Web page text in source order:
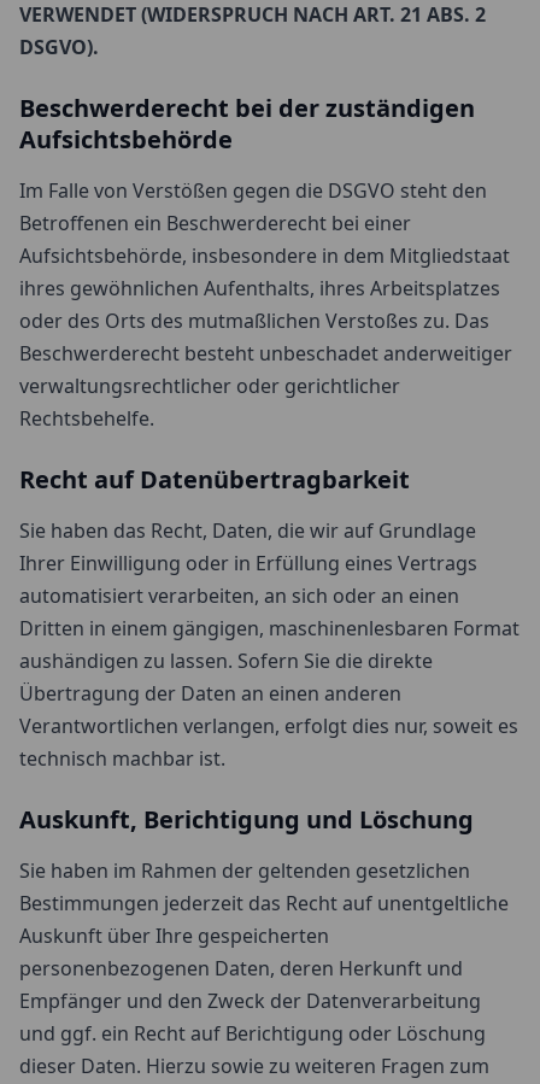
VERWENDET (WIDERSPRUCH NACH ART. 21 ABS. 2
DSGVO).
Beschwerderecht bei der zuständigen
Aufsichtsbehörde
Im Falle von Verstößen gegen die DSGVO steht den
Betroffenen ein Beschwerderecht bei einer
Aufsichtsbehörde, insbesondere in dem Mitgliedstaat
ihres gewöhnlichen Aufenthalts, ihres Arbeitsplatzes
oder des Orts des mutmaßlichen Verstoßes zu. Das
Beschwerderecht besteht unbeschadet anderweitiger
verwaltungsrechtlicher oder gerichtlicher
Rechtsbehelfe.
Recht auf Datenübertragbarkeit
Sie haben das Recht, Daten, die wir auf Grundlage
Ihrer Einwilligung oder in Erfüllung eines Vertrags
automatisiert verarbeiten, an sich oder an einen
Dritten in einem gängigen, maschinenlesbaren Format
aushändigen zu lassen. Sofern Sie die direkte
Übertragung der Daten an einen anderen
Verantwortlichen verlangen, erfolgt dies nur, soweit es
technisch machbar ist.
Auskunft, Berichtigung und Löschung
Sie haben im Rahmen der geltenden gesetzlichen
Bestimmungen jederzeit das Recht auf unentgeltliche
Auskunft über Ihre gespeicherten
personenbezogenen Daten, deren Herkunft und
Empfänger und den Zweck der Datenverarbeitung
und ggf. ein Recht auf Berichtigung oder Löschung
dieser Daten. Hierzu sowie zu weiteren Fragen zum